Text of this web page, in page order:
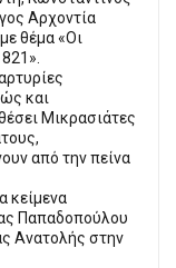
Αρχοντία
θέμα «Οι
και
Μικρασιάτες
από την πείνα
κείμενα
Παπαδοπούλου
Ανατολής στην